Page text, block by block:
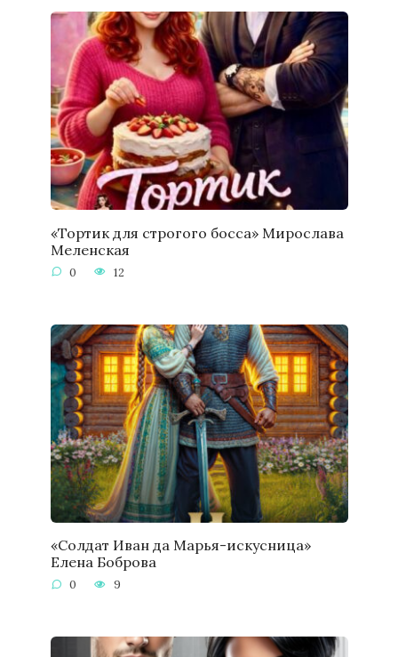
«Тортик для строгого босса» Мирослава
Меленская
0 12
«Солдат Иван да Марья-искусница»
Елена Боброва
0 9